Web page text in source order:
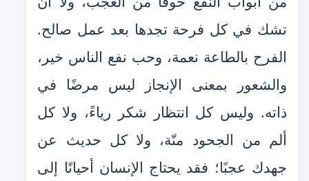
تشك في كل فرحة تجدها بعد عمل صالح.
الفرح بالطاعة نعمة، وحب نفع الناس خير،
والشعور بمعنى الإنجاز ليس مرضًا في
ذاته. وليس كل انتظار شكر رياءً، ولا كل
ألم من الجحود منّة، ولا كل حديث عن
جهدك عجبًا؛ فقد يحتاج الإنسان أحيانًا إلى